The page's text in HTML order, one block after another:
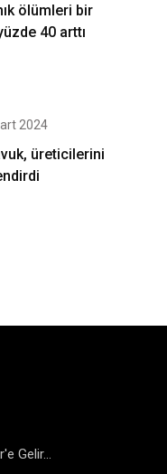
ölümleri bir
40 arttı
2024
üreticilerini
Gelir...